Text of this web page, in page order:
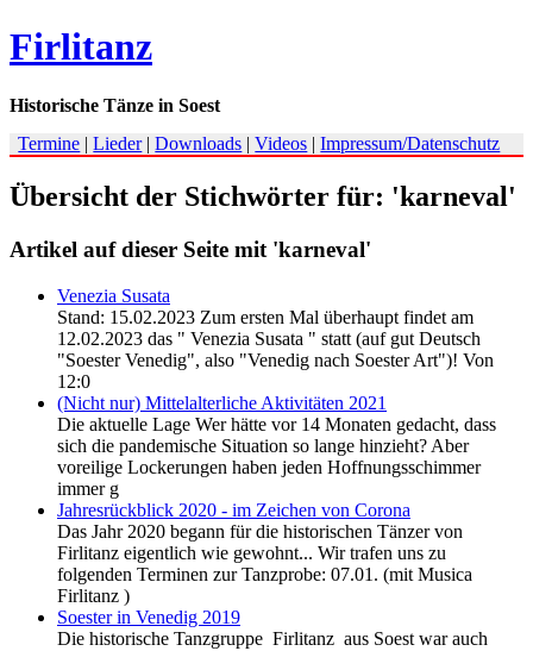
Firlitanz
Historische Tänze in Soest
Termine |Lieder|Downloads |Videos |Impressum/Datenschutz
Übersicht der Stichwörter für: 'karneval'
Artikel auf dieser Seite mit 'karneval'
Venezia Susata
Stand: 15.02.2023 Zum ersten Mal überhaupt findet am
12.02.2023 das " Venezia Susata " statt (auf gut Deutsch
"Soester Venedig", also "Venedig nach Soester Art")! Von
12:0
(Nicht nur) Mittelalterliche Aktivitäten 2021
Die aktuelle Lage Wer hätte vor 14 Monaten gedacht, dass
sich die pandemische Situation so lange hinzieht? Aber
voreilige Lockerungen haben jeden Hoffnungsschimmer
immer g
Jahresrückblick 2020 - im Zeichen von Corona
Das Jahr 2020 begann für die historischen Tänzer von
Firlitanz eigentlich wie gewohnt... Wir trafen uns zu
folgenden Terminen zur Tanzprobe: 07.01. (mit Musica
Firlitanz )
Soester in Venedig 2019
Die historische Tanzgruppe Firlitanz aus Soest war auch